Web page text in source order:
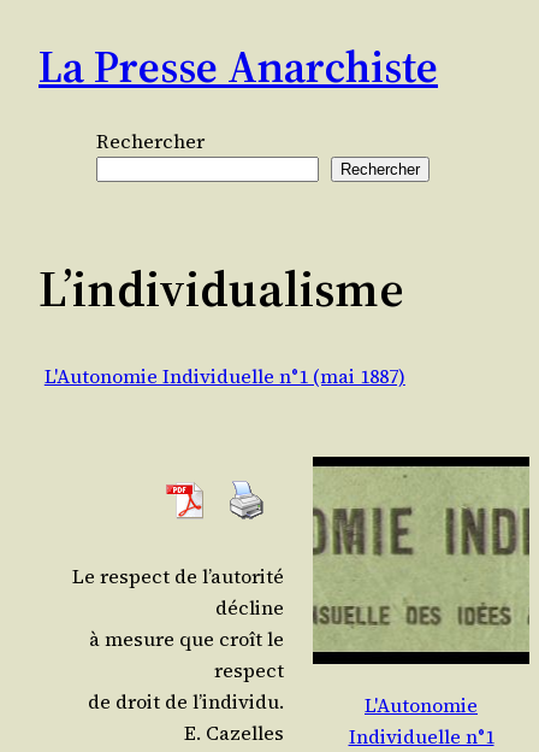
contenu
La Presse Anarchiste
Rechercher
Rechercher
L’individualisme
L'Autonomie Individuelle n°1 (mai 1887)
Le res­pect de l’au­to­ri­té
décline
à mesure que croît le
respect
de droit de l’individu.
E. Cazelles
L'Autonomie
Individuelle n°1